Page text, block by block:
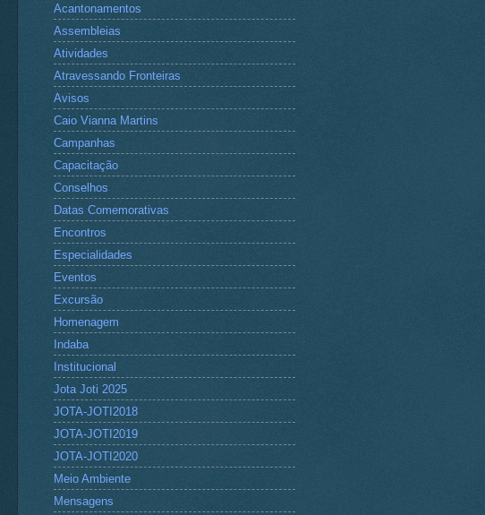
Acantonamentos
Assembleias
Atividades
Atravessando Fronteiras
Avisos
Caio Vianna Martins
Campanhas
Capacitação
Conselhos
Datas Comemorativas
Encontros
Especialidades
Eventos
Excursão
Homenagem
Indaba
Institucional
Jota Joti 2025
JOTA-JOTI2018
JOTA-JOTI2019
JOTA-JOTI2020
Meio Ambiente
Mensagens